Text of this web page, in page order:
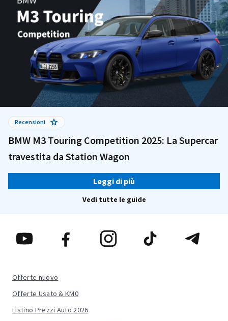
Recensioni
BMW M3 Touring Competition 2025: La Supercar
travestita da Station Wagon
Leggi di più
Vedi tutte le guide
Offerte nuovo
Offerte Usato & KM0
Listino Prezzi Auto 2026